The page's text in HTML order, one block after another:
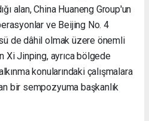
alan, China Huaneng Group'un
ve Beijing No. 4
de dâhil olmak üzere önemli
Xi Jinping, ayrıca bölgede
konularındaki çalışmalara
bir sempozyuma başkanlık